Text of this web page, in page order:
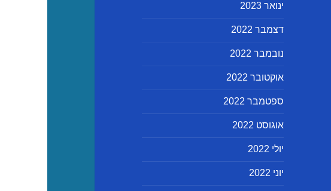
ינואר 2023
דצמבר 2022
נובמבר 2022
אוקטובר 2022
ספטמבר 2022
אוגוסט 2022
יולי 2022
יוני 2022